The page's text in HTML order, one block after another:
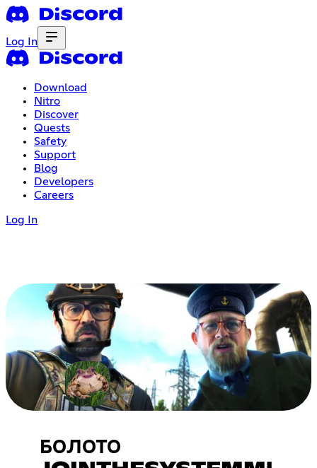
Log In
Download
Nitro
Discover
Quests
Safety
Support
Blog
Developers
Careers
Log In
БОЛОТО